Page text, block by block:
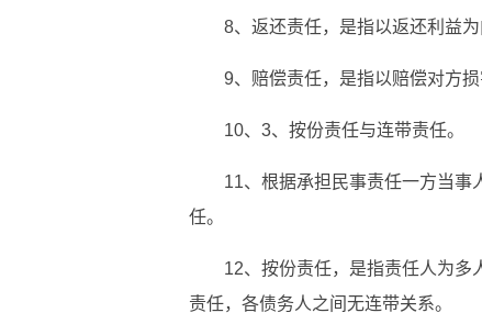
8、返还责任，是指以返还利益为
9、赔偿责任，是指以赔偿对方损
10、3、按份责任与连带责任。
11、根据承担民事责任一方当事
任。
12、按份责任，是指责任人为多
责任，各债务人之间无连带关系。